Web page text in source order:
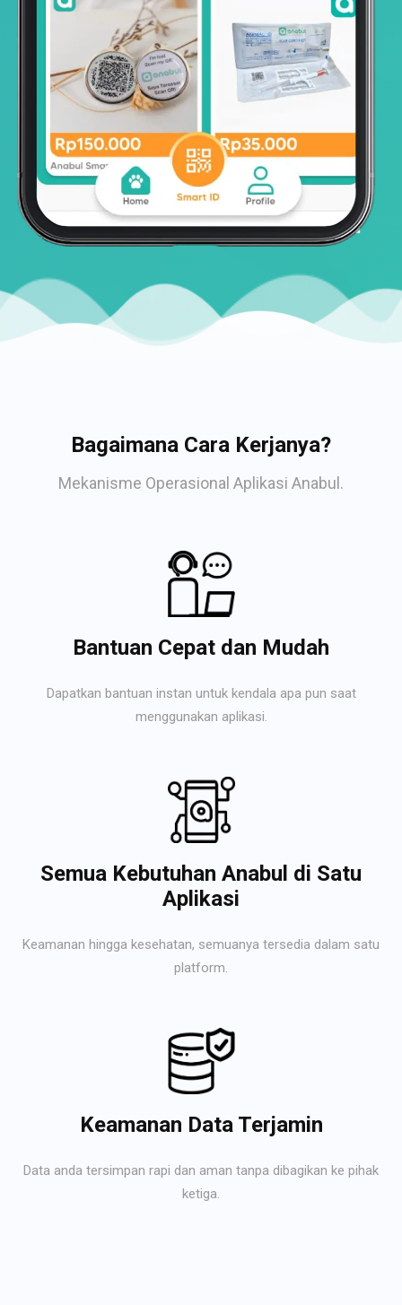
Bagaimana Cara Kerjanya?
Mekanisme Operasional Aplikasi Anabul.
Bantuan Cepat dan Mudah
Dapatkan bantuan instan untuk kendala apa pun saat
menggunakan aplikasi.
Semua Kebutuhan Anabul di Satu
Aplikasi
Keamanan hingga kesehatan, semuanya tersedia dalam satu
platform.
Keamanan Data Terjamin
Data anda tersimpan rapi dan aman tanpa dibagikan ke pihak
ketiga.